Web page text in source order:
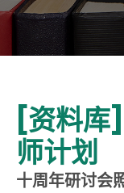
[资料库
师计划
十周年研讨会